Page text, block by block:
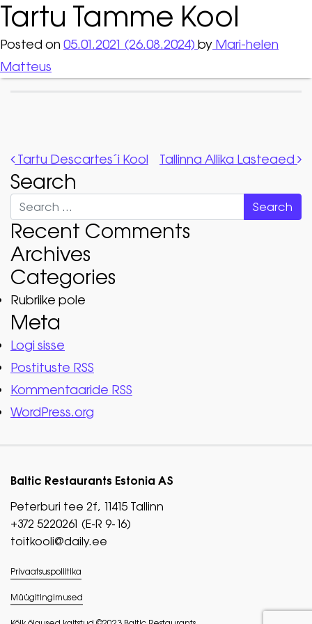
Tartu Tamme Kool
Posted on 05.01.2021 (26.08.2024) by Mari-helen
Matteus
Post navigation
Tartu Descartes´i Kool Tallinna Allika Lasteaed
Search
Search
Recent Comments
Archives
Categories
Rubriike pole
Meta
Logi sisse
Postituste RSS
Kommentaaride RSS
WordPress.org
Baltic Restaurants Estonia AS
Peterburi tee 2f, 11415 Tallinn
+372 5220261 (E-R 9-16)
toitkooli@daily.ee
Privaatsuspoliitika
Müügitingimused